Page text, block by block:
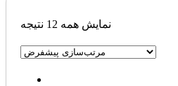
نمایش همه 12 نتیجه